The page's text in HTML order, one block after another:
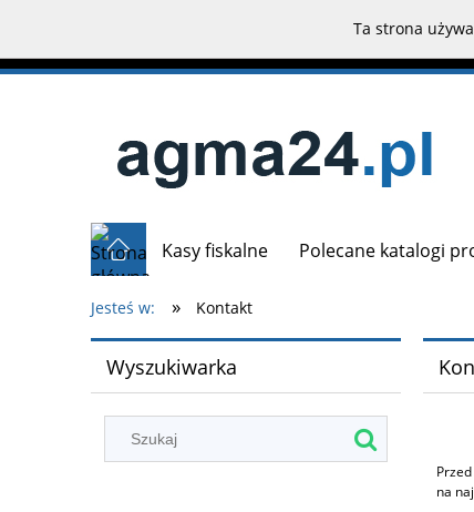
Kasy fiskalne Polecane katalogi
Jesteś w: » Kontakt
Wyszukiwarka
na
Ta strona